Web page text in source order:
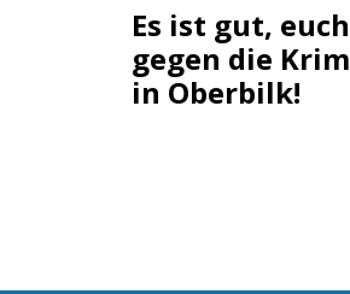
Es ist gut,
gegen die
in Oberbilk!